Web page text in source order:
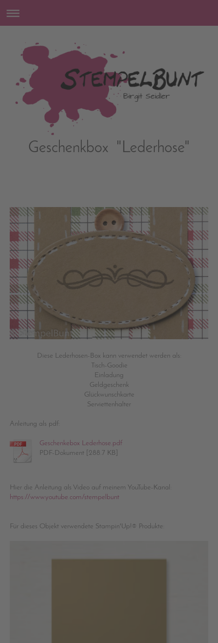
Geschenkbox "Lederhose"
Diese Lederhosen-Box kann verwendet werden als:
Tisch-Goodie
Einladung
Geldgeschenk
Glückwunschkarte
Serviettenhalter
Anleitung als pdf:
Geschenkebox Lederhose.pdf
PDF-Dokument [288.7 KB]
Hier die Anleitung als Video auf meinem YouTube-Kanal:
https://www.youtube.com/stempelbunt
Für dieses Objekt verwendete Stampin'Up!® Produkte: